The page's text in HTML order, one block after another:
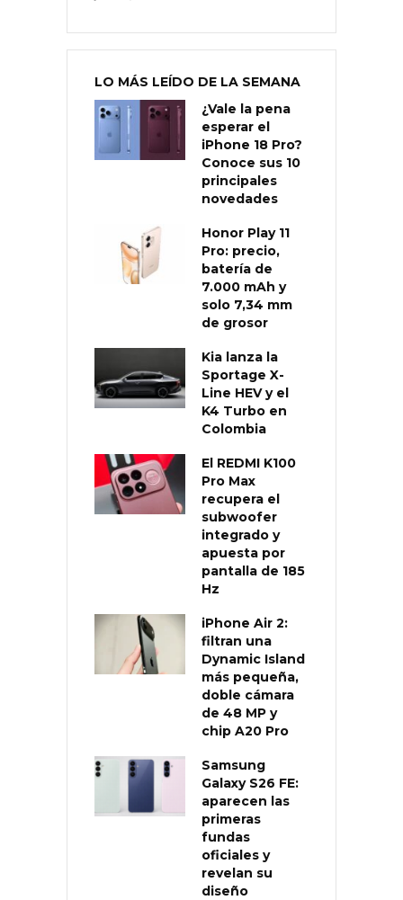
LO MÁS LEÍDO DE LA SEMANA
¿Vale la pena
esperar el
iPhone 18 Pro?
Conoce sus 10
principales
novedades
Honor Play 11
Pro: precio,
batería de
7.000 mAh y
solo 7,34 mm
de grosor
Kia lanza la
Sportage X-
Line HEV y el
K4 Turbo en
Colombia
El REDMI K100
Pro Max
recupera el
subwoofer
integrado y
apuesta por
pantalla de 185
Hz
iPhone Air 2:
filtran una
Dynamic Island
más pequeña,
doble cámara
de 48 MP y
chip A20 Pro
Samsung
Galaxy S26 FE:
aparecen las
primeras
fundas
oficiales y
revelan su
diseño